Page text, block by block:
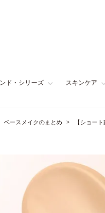
ド・シリーズ スキンケア
ベースメイクのまとめ 【ショー